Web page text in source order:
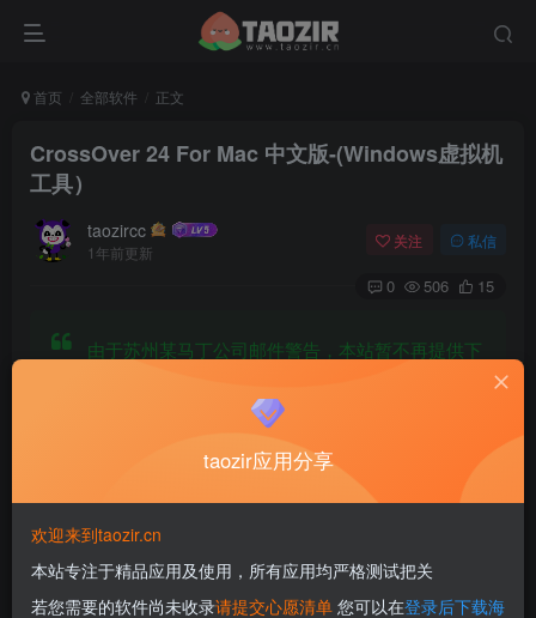
首页 全部软件 正文
CrossOver 24 For Mac 中文版-(Windows虚拟机
工具）
taozircc
1年前更新
关注 私信
0 506 15
由于苏州某马丁公司邮件警告，本站暂不再提供下
taozir应用分享
欢迎来到taozir.cn
本站专注于精品应用及使用，所有应用均严格测试把关
若您需要的软件尚未收录请提交心愿清单 您可以在登录后下载海